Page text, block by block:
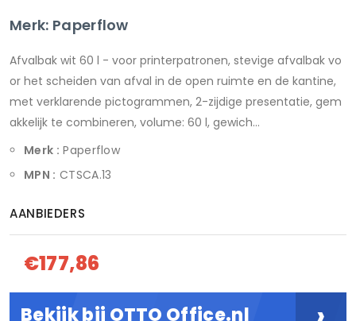
Merk: Paperflow
Afvalbak wit 60 l - voor printerpatronen, stevige afvalbak vo
or het scheiden van afval in de open ruimte en de kantine,
met verklarende pictogrammen, 2-zijdige presentatie, gem
akkelijk te combineren, volume: 60 l, gewich...
Merk : Paperflow
MPN : CTSCA.13
AANBIEDERS
€177,86
Bekijk bij OTTO Office.nl